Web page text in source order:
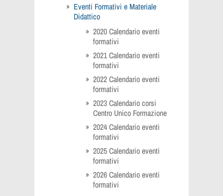
Eventi Formativi e Materiale
Didattico
2020 Calendario eventi
formativi
2021 Calendario eventi
formativi
2022 Calendario eventi
formativi
2023 Calendario corsi
Centro Unico Formazione
2024 Calendario eventi
formativi
2025 Calendario eventi
formativi
2026 Calendario eventi
formativi